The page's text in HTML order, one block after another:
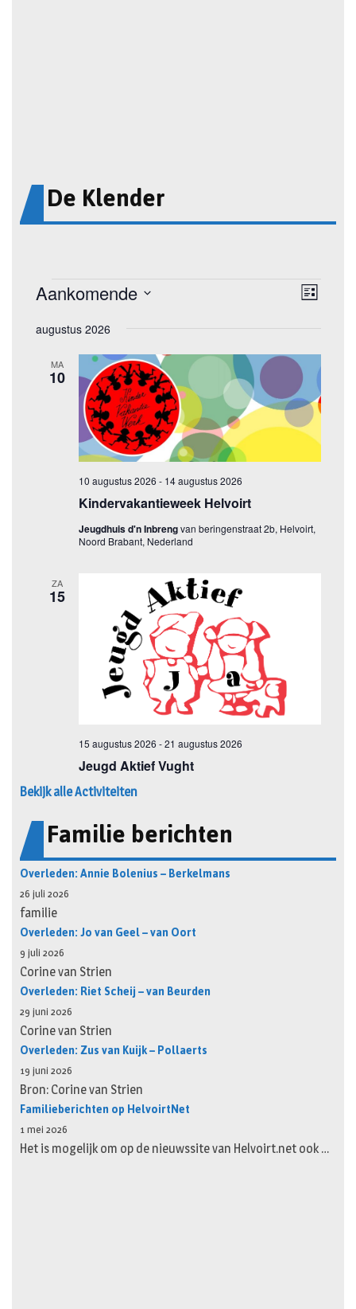
De Klender
Bekijk alle Activiteiten
Familie berichten
Overleden: Annie Bolenius – Berkelmans
26 juli 2026
familie
Overleden: Jo van Geel – van Oort
9 juli 2026
Corine van Strien
Overleden: Riet Scheij – van Beurden
29 juni 2026
Corine van Strien
Overleden: Zus van Kuijk – Pollaerts
19 juni 2026
Bron: Corine van Strien
Familieberichten op HelvoirtNet
1 mei 2026
Het is mogelijk om op de nieuwssite van Helvoirt.net ook …